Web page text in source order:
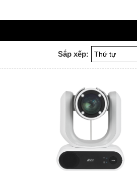
Sắp xếp: Thứ tự